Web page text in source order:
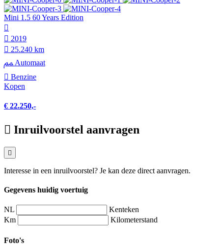
Mini 1.5 60 Years Edition
2019
25.240 km
Automaat
Benzine
Kopen
€ 22.250,-
Inruilvoorstel aanvragen
Interesse in een inruilvoorstel? Je kan deze direct aanvragen.
Gegevens huidig voertuig
NL
Kenteken
Km
Kilometerstand
Foto's